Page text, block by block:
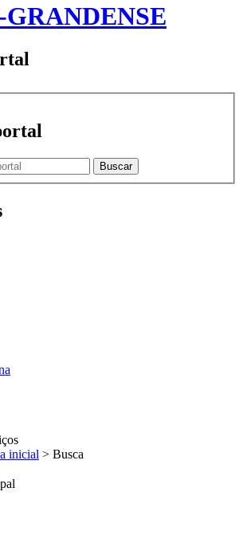
Buscar
inicial > Busca